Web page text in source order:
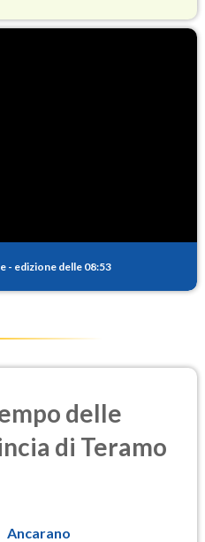
- edizione delle 08:53
delle
di Teramo
Ancarano